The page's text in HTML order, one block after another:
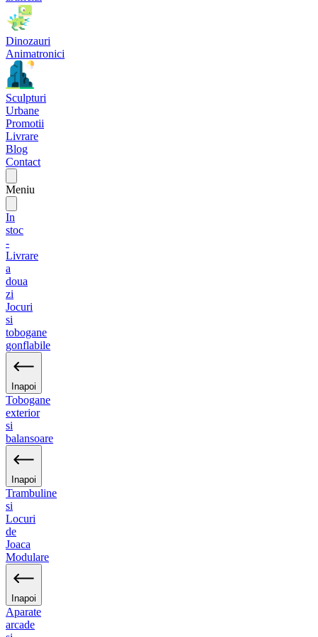
Dinozauri
Animatronici
Sculpturi
Urbane
Promotii
Livrare
Blog
Contact
Meniu
In
stoc
-
Livrare
a
doua
zi
Jocuri
si
tobogane
gonflabile
Inapoi
Tobogane
exterior
si
balansoare
Inapoi
Trambuline
si
Locuri
de
Joaca
Modulare
Inapoi
Aparate
arcade